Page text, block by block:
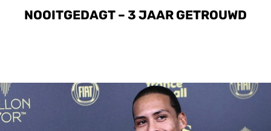
NOOITGEDAGT – 3 JAAR GETROUWD